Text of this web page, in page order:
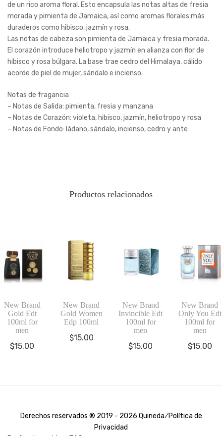
de un rico aroma floral. Esto encapsula las notas altas de fresia
morada y pimienta de Jamaica, así como aromas florales más
duraderos como hibisco, jazmín y rosa.
Las notas de cabeza son pimienta de Jamaica y fresia morada.
El corazón introduce heliotropo y jazmín en alianza con flor de
hibisco y rosa búlgara. La base trae cedro del Himalaya, cálido
acorde de piel de mujer, sándalo e incienso.
Notas de fragancia
– Notas de Salida: pimienta, fresia y manzana
– Notas de Corazón: violeta, hibisco, jazmín, heliotropo y rosa
– Notas de Fondo: ládano, sándalo, incienso, cedro y ante
Productos relacionados
New Brand
Gold Edt
100ml for
men
$15.00
New Brand
Gold Women
Edp 100ml
$15.00
New Brand
Invincible Edt
100ml for
men
$15.00
New Brand
Only You Edt
100ml for
men
$15.00
Derechos reservados ® 2019 - 2026 Quineda ⁄Política de
Privacidad